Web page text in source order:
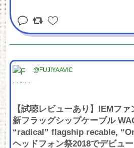
@FUJIYAAVIC
【試聴レビューあり】IEMフ
新フラッグシップケーブル
“radical” flagship recable,
ヘッドフォン祭2018でデビュー